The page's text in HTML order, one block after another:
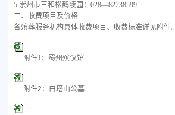
5.崇州市三和松鹤陵园：028—82238599
二、收费项目及价格
各殡葬服务机构具体收费项目、收费标准详见附件。
附件1：蜀州殡仪馆
附件2：白塔山公墓